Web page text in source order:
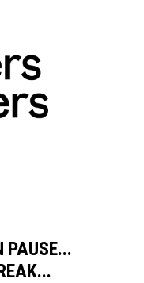
PAUSE...